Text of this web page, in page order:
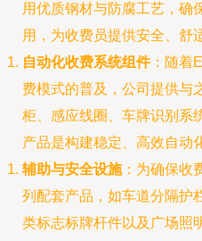
用优质钢材与防腐工艺，确
用，为收费员提供安全、舒
自动化收费系统组件：随着
费模式的普及，公司提供与
柜、感应线圈、车牌识别系
产品是构建稳定、高效自动
辅助与安全设施：为确保收
列配套产品，如车道分隔护
类标志标牌杆件以及广场照